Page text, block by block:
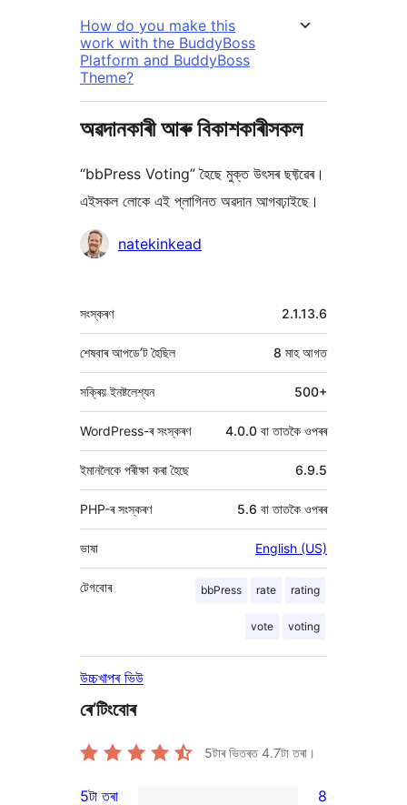
How do you make this
work with the BuddyBoss
Platform and BuddyBoss
Theme?
অৱদানকাৰী আৰু বিকাশকাৰীসকল
“bbPress Voting” হৈছে মুক্ত উৎসৰ ছফ্টৱেৰ।
এইসকল লোকে এই প্লাগিনত অৱদান আগবঢ়াইছে।
অৱদানকাৰীসকলnatekinkead
মেটা 2.1.13.6
সংস্কৰণ
8 মাহআগত
শেষবাৰ আপডে’ট হৈছিল
সক্ৰিয় ইনষ্টলেশ্যন 500+
WordPress-ৰ সংস্কৰণ 4.0.0 বা তাতকৈ ওপৰৰ
ইমানলৈকে পৰীক্ষা কৰা হৈছে 6.9.5
PHP-ৰ সংস্কৰণ 5.6 বা তাতকৈ ওপৰৰ
ভাষা English (US)
bbPress rate rating
vote voting
টেগবোৰ
উচ্চখাপৰ ভিউ
ৰে’টিংবোৰ
5টাৰ ভিতৰত4.7টা তৰা।
5টা তৰা 8